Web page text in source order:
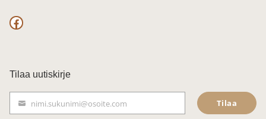
F
c
e
b
Tilaa uutiskirje
nimi.sukunimi@osoite.com Tilaa